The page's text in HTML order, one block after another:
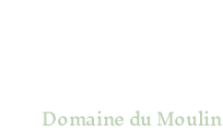
Domaine du Moulin